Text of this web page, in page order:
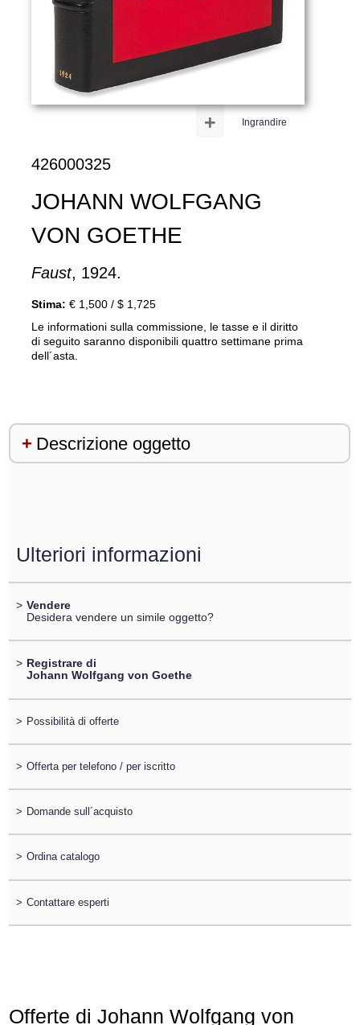
Ingrandire
+
426000325
JOHANN WOLFGANG
VON GOETHE
Faust, 1924.
Stima: € 1,500 / $ 1,725
Le informationi sulla commissione, le tasse e il diritto
di seguito saranno disponibili quattro settimane prima
dell´asta.
Descrizione oggetto
Ulteriori informazioni
> Vendere
Desidera vendere un simile oggetto?
> Registrare di
Johann Wolfgang von Goethe
> Possibilità di offerte
> Offerta per telefono / per iscritto
> Domande sull´acquisto
> Ordina catalogo
> Contattare esperti
Offerte di Johann Wolfgang von